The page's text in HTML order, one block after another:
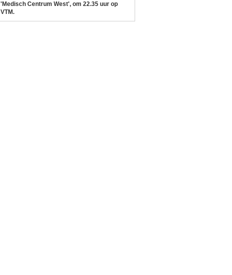
'Medisch Centrum West', om 22.35 uur op
VTM.